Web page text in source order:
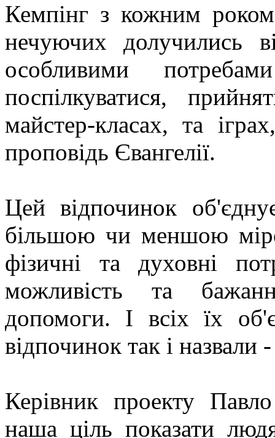
Кемпінг з кожним роком
нечуючих долучились
особливими
поспілкуватися,
майстер-класах, та
проповідь Євангелії.
Цей відпочинок
більшою чи меншою
фізичні та духовні
можливість та
допомоги. І всіх їх
відпочинок так і назвали
Керівник проекту
наша ціль показати